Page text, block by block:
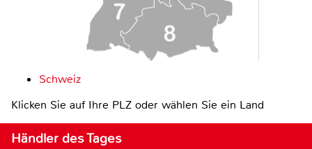
Schweiz
Klicken Sie auf Ihre PLZ oder wählen Sie ein Land
Händler des Tages